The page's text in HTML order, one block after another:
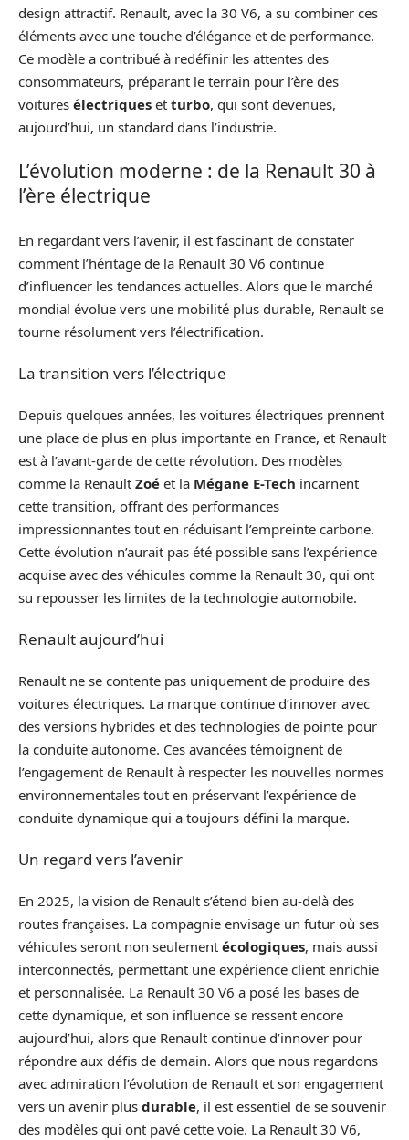
design attractif. Renault, avec la 30 V6, a su combiner ces
éléments avec une touche d’élégance et de performance.
Ce modèle a contribué à redéfinir les attentes des
consommateurs, préparant le terrain pour l’ère des
voitures électriques et turbo, qui sont devenues,
aujourd’hui, un standard dans l’industrie.
L’évolution moderne : de la Renault 30 à
l’ère électrique
En regardant vers l’avenir, il est fascinant de constater
comment l’héritage de la Renault 30 V6 continue
d’influencer les tendances actuelles. Alors que le marché
mondial évolue vers une mobilité plus durable, Renault se
tourne résolument vers l’électrification.
La transition vers l’électrique
Depuis quelques années, les voitures électriques prennent
une place de plus en plus importante en France, et Renault
est à l’avant-garde de cette révolution. Des modèles
comme la Renault Zoé et la Mégane E-Tech incarnent
cette transition, offrant des performances
impressionnantes tout en réduisant l’empreinte carbone.
Cette évolution n’aurait pas été possible sans l’expérience
acquise avec des véhicules comme la Renault 30, qui ont
su repousser les limites de la technologie automobile.
Renault aujourd’hui
Renault ne se contente pas uniquement de produire des
voitures électriques. La marque continue d’innover avec
des versions hybrides et des technologies de pointe pour
la conduite autonome. Ces avancées témoignent de
l’engagement de Renault à respecter les nouvelles normes
environnementales tout en préservant l’expérience de
conduite dynamique qui a toujours défini la marque.
Un regard vers l’avenir
En 2025, la vision de Renault s’étend bien au-delà des
routes françaises. La compagnie envisage un futur où ses
véhicules seront non seulement écologiques, mais aussi
interconnectés, permettant une expérience client enrichie
et personnalisée. La Renault 30 V6 a posé les bases de
cette dynamique, et son influence se ressent encore
aujourd’hui, alors que Renault continue d’innover pour
répondre aux défis de demain. Alors que nous regardons
avec admiration l’évolution de Renault et son engagement
vers un avenir plus durable, il est essentiel de se souvenir
des modèles qui ont pavé cette voie. La Renault 30 V6,